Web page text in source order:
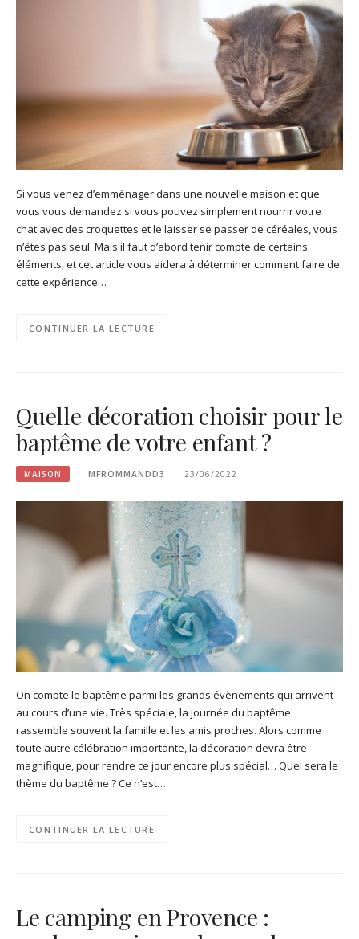
Si vous venez d’emménager dans une nouvelle maison et que
vous vous demandez si vous pouvez simplement nourrir votre
chat avec des croquettes et le laisser se passer de céréales, vous
n’êtes pas seul. Mais il faut d’abord tenir compte de certains
éléments, et cet article vous aidera à déterminer comment faire de
cette expérience…
CONTINUER LA LECTURE
Quelle décoration choisir pour le
baptême de votre enfant ?
MAISON MFROMMANDD3 23/06/2022
On compte le baptême parmi les grands évènements qui arrivent
au cours d’une vie. Très spéciale, la journée du baptême
rassemble souvent la famille et les amis proches. Alors comme
toute autre célébration importante, la décoration devra être
magnifique, pour rendre ce jour encore plus spécial… Quel sera le
thème du baptême ? Ce n’est…
CONTINUER LA LECTURE
Le camping en Provence :